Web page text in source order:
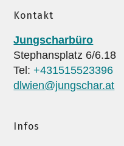
Kontakt
Jungscharbüro
Stephansplatz 6/6.18
Tel:+431515523396
dlwien@jungschar.at
Infos